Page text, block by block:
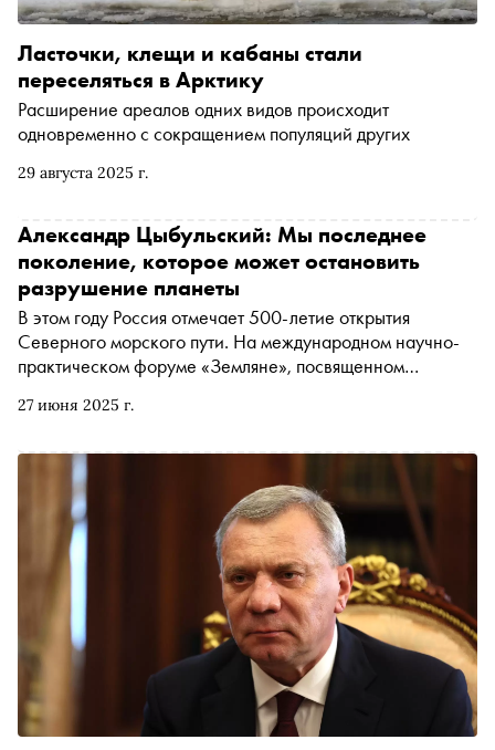
29 августа 2025 г.
Ласточки, клещи и кабаны стали
переселяться в Арктику
Расширение ареалов одних видов происходит
одновременно с сокращением популяций других
27 июня 2025 г.
Александр Цыбульский: Мы последнее
поколение, которое может остановить
разрушение планеты
В этом году Россия отмечает 500-летие открытия
Северного морского пути. На международном научно-
практическом форуме «Земляне», посвященном
Александр Цыбульский рассказал «Снобу» о том, как
сохранением арктической природы, какие мифы об
экологической повестке сегодня существуют, насколько
уязвима экосистема Арктики и почему
нефтепереработка спасает китов